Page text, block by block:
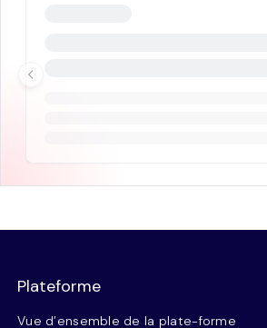
Plateforme
Vue d’ensemble de la plate-forme